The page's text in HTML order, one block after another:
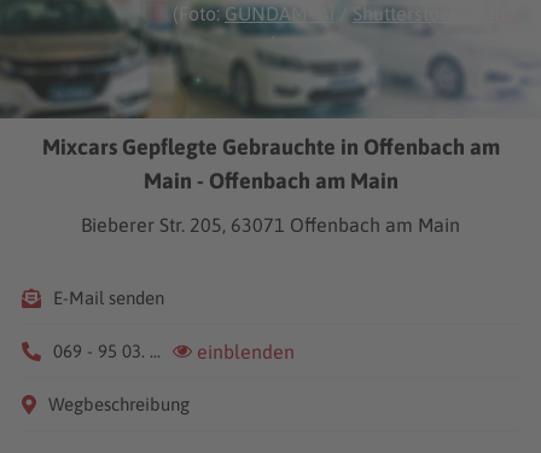
(Foto:GUNDAM_Ai/Shutterstock.com
Mixcars Gepflegte Gebrauchte in Offenbach am
Main - Offenbach am Main
Bieberer Str. 205, 63071 Offenbach am Main
E-Mail senden
069 - 95 03. ... einblenden
Wegbeschreibung